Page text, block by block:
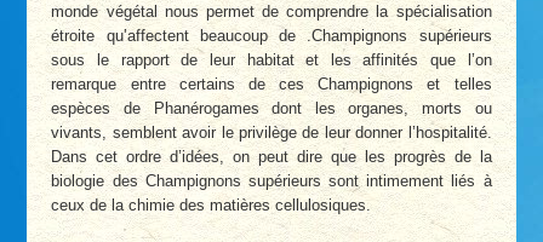
monde végétal nous permet de comprendre la spécialisation
étroite qu’affectent beaucoup de .Champignons supérieurs
sous le rapport de leur habitat et les affinités que l’on
remarque entre certains de ces Champignons et telles
espèces de Phanérogames dont les organes, morts ou
vivants, semblent avoir le privilège de leur donner l’hospitalité.
Dans cet ordre d’idées, on peut dire que les progrès de la
biologie des Champignons supérieurs sont intimement liés à
ceux de la chimie des matières cellulosiques.